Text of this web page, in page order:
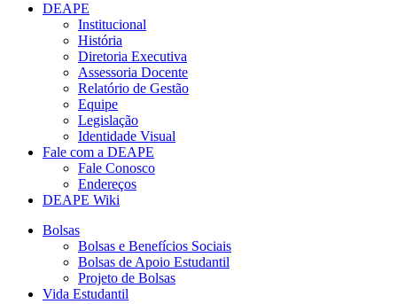
DEAPE
Institucional
História
Diretoria Executiva
Assessoria Docente
Relatório de Gestão
Equipe
Legislação
Identidade Visual
Fale com a DEAPE
Fale Conosco
Endereços
DEAPE Wiki
Bolsas
Bolsas e Benefícios Sociais
Bolsas de Apoio Estudantil
Projeto de Bolsas
Vida Estudantil